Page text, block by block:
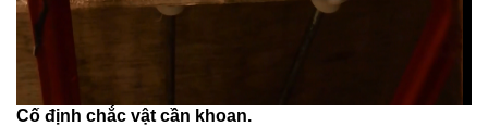
Cố định chắc vật cần khoan.